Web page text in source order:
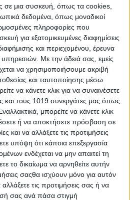
μια συσκευή, όπως τα cookies,
δεδομένα, όπως μοναδικοί
πληροφορίες που
για εξατομικευμένες διαφημίσεις
και περιεχομένου, έρευνα
Με την άδειά σας, εμείς
να χρησιμοποιήσουμε ακριβή
και ταυτοποίησης μέσω
να κάνετε κλικ για να συναινέσετε
και τους 1019 συνεργάτες μας όπως
μπορείτε να κάνετε κλικ
ή να αποκτήσετε πρόσβαση σε
και να αλλάξετε τις προτιμήσεις
υπόψη ότι κάποια επεξεργασία
ενδέχεται να μην απαιτεί τη
το δικαίωμα να αρνηθείτε αυτήν
σαςθα ισχύουν μόνο για αυτόν
τις προτιμήσεις σας ή να
σας ανά πάσα στιγμή
AUTHOR
Κ. Ρουσόδημος
είναι Ιδιοκτήτης και
Ιστοσελίδας Psaxna.gr. Είναι
Περιοδικού και
Θράκης με Αριθμό
0533.